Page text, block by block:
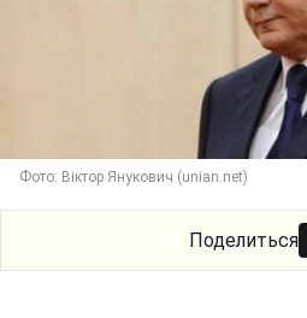
Фото: Віктор Янукович (unian.net)
Поделиться